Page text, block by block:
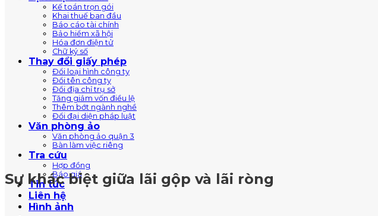
Kế toán trọn gói
Khai thuế ban đầu
Báo cáo tài chính
Bảo hiểm xã hội
Hóa đơn điện tử
Chữ ký số
Thay đổi giấy phép
Đổi loại hình công ty
Đổi tên công ty
Đổi địa chỉ trụ sở
Tăng giảm vốn điều lệ
Thêm bớt ngành nghề
Đổi đại diện pháp luật
Văn phòng ảo
Văn phòng ảo quận 3
Bàn làm việc riêng
Tra cứu
Hợp đồng
Báo giá
Tin tức
Liên hệ
Hình ảnh
Sự khác biệt giữa lãi gộp và lãi ròng